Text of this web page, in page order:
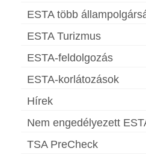
ESTA több
ESTA Turizmus
ESTA-feldolgozás
ESTA-korlátozások
Hírek
Nem engedélyezett
TSA PreCheck